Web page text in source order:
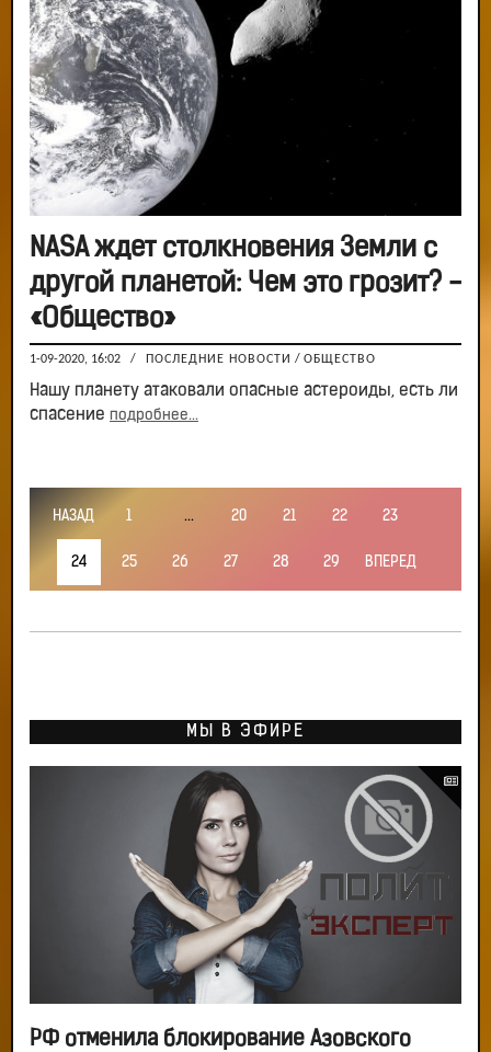
NASA ждет столкновения Земли с
другой планетой: Чем это грозит? -
«Общество»
1-09-2020, 16:02 / ПОСЛЕДНИЕ НОВОСТИ / ОБЩЕСТВО
Нашу планету атаковали опасные астероиды, есть ли
спасение подробнее...
НАЗАД 1 ... 20 21 22 23
24 25 26 27 28 29 ВПЕРЕД
МЫ В ЭФИРЕ
РФ отменила блокирование Азовского